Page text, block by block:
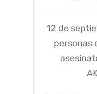
12 de
personas